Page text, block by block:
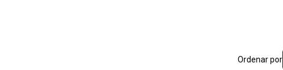
Ordenar por